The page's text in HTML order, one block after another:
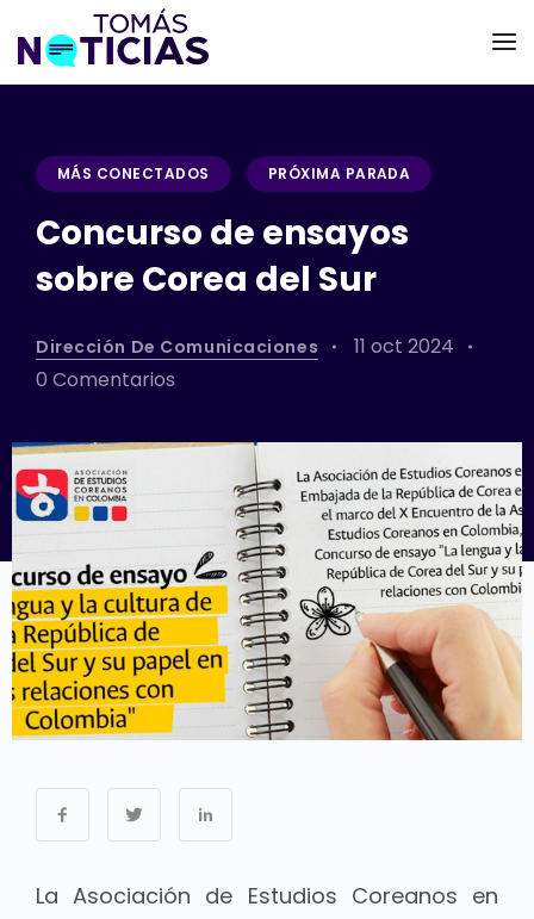
MÁS CONECTADOS PRÓXIMA PARADA
Concurso de ensayos
sobre Corea del Sur
Dirección De Comunicaciones
11 oct 2024
0 Comentarios
La Asociación de Estudios Coreanos en